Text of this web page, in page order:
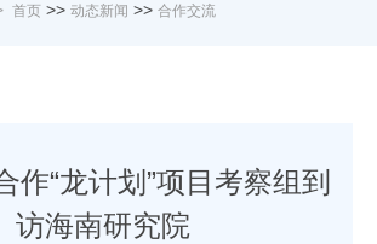
首页 >> 动态新闻 >> 合作交流
作“龙计划”项目考察组到
访海南研究院